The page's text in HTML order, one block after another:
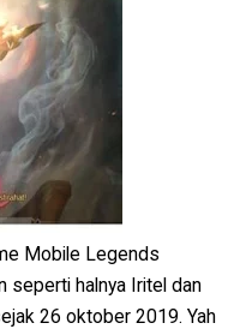
Mobile Legends
seperti halnya Iritel dan
26 oktober 2019. Yah